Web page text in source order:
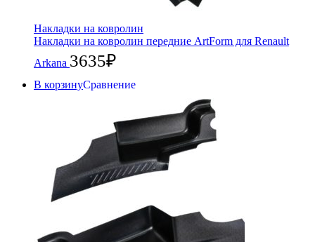
Накладки на ковролин
Накладки на ковролин передние ArtForm для Renault
Arkana 3635₽
В корзинуСравнение